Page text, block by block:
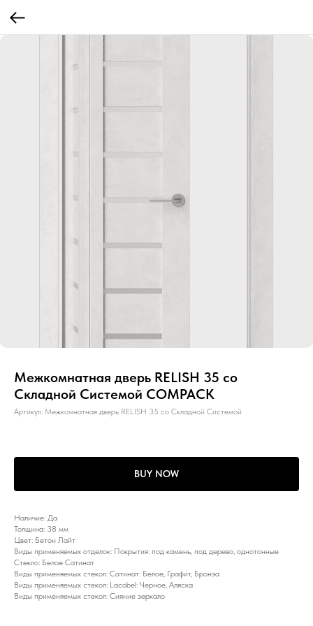
Межкомнатная дверь RELISH 35 со
Складной Системой COMPACK
Артикул: Межкомнатная дверь RELISH 35 со Складной Системой
BUY NOW
Наличие: Да
Толщина: 38 мм
Цвет: Бетон Лайт
Виды применяемых отделок: Покрытия: под камень, под дерево, однотонные
Стекло: Белое Сатинат
Виды применяемых стекол: Сатинат: Белое, Графит, Бронза
Виды применяемых стекол: Lacobel: Черное, Аляска
Виды применяемых стекол: Сияние зеркало